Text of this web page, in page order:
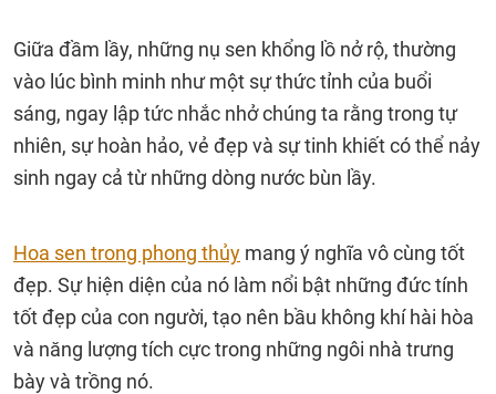
Giữa đầm lầy, những nụ sen khổng lồ nở rộ, thường
vào lúc bình minh như một sự thức tỉnh của buổi
sáng, ngay lập tức nhắc nhở chúng ta rằng trong tự
nhiên, sự hoàn hảo, vẻ đẹp và sự tinh khiết có thể nảy
sinh ngay cả từ những dòng nước bùn lầy.
Hoa sen trong phong thủy mang ý nghĩa vô cùng tốt
đẹp. Sự hiện diện của nó làm nổi bật những đức tính
tốt đẹp của con người, tạo nên bầu không khí hài hòa
và năng lượng tích cực trong những ngôi nhà trưng
bày và trồng nó.